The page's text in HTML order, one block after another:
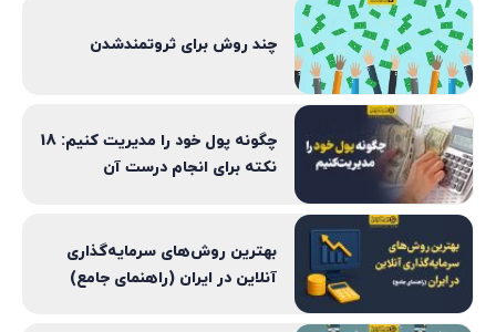
چند روش برای ثروتمندشدن
چگونه پول خود را مدیریت کنیم: 18
نکته برای انجام درست آن
بهترین روش‌های سرمایه‌گذاری
آنلاین در ایران (راهنمای جامع)